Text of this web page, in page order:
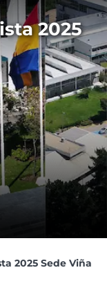
2025
2025 Sede Viña